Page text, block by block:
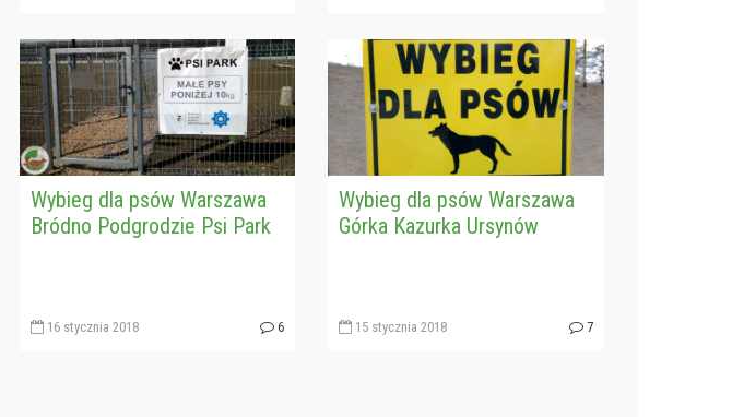
Wybieg dla psów Warszawa
Bródno Podgrodzie Psi Park
16 stycznia 2018 6
Wybieg dla psów Warszawa
Górka Kazurka Ursynów
15 stycznia 2018 7